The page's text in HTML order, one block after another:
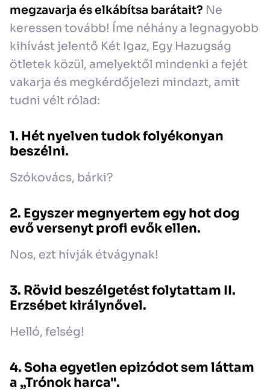
megzavarja és elkábítsa barátait? Ne
keressen tovább! Íme néhány a legnagyobb
kihívást jelentő Két Igaz, Egy Hazugság
ötletek közül, amelyektől mindenki a fejét
vakarja és megkérdőjelezi mindazt, amit
tudni vélt rólad:
1. Hét nyelven tudok folyékonyan
beszélni.
Szókovács, bárki?
2. Egyszer megnyertem egy hot dog
evő versenyt profi evők ellen.
Nos, ezt hívják étvágynak!
3. Rövid beszélgetést folytattam II.
Erzsébet királynővel.
Helló, felség!
4. Soha egyetlen epizódot sem láttam
a „Trónok harca".